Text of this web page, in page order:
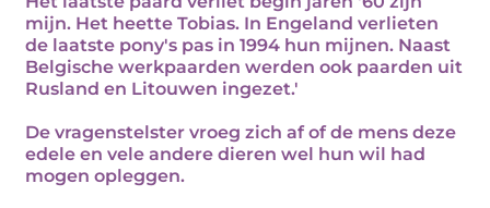
mijn. Het heette Tobias. In Engeland verlieten
de laatste pony's pas in 1994 hun mijnen. Naast
Belgische werkpaarden werden ook paarden uit
Rusland en Litouwen ingezet.'
De vragenstelster vroeg zich af of de mens deze
edele en vele andere dieren wel hun wil had
mogen opleggen.